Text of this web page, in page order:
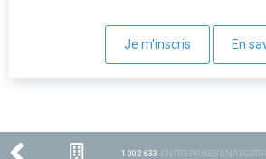
Je m'inscris En
1 002 633 ENTREPRISES